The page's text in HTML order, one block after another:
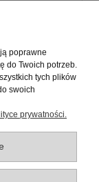
40KM,
poprawne
do Twoich potrzeb.
tych plików
swoich
prywatności.